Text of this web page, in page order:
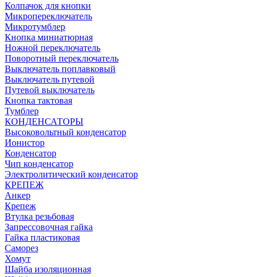
Колпачок для кнопки
Микропереключатель
Микротумблер
Кнопка миниатюрная
Ножной переключатель
Поворотный переключатель
Выключатель поплавковый
Выключатель путевой
Путевой выключатель
Кнопка тактовая
Тумблер
КОНДЕНСАТОРЫ
Высоковольтный конденсатор
Ионистор
Конденсатор
Чип конденсатор
Электролитический конденсатор
КРЕПЕЖ
Анкер
Крепеж
Втулка резьбовая
Запрессовочная гайка
Гайка пластиковая
Саморез
Хомут
Шайба изоляционная